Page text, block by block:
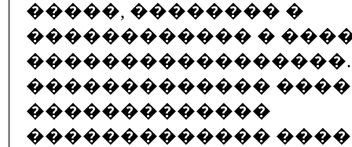
�����, �������� �
������������ �
�����������������.
�������������
�������������
�������������